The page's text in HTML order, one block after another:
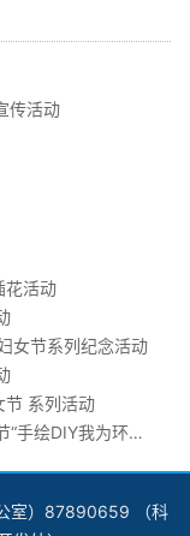
传活动
花活动
女节系列纪念活动
节 系列活动
海水淡化所工会成功举办庆祝国际妇女节“手绘DIY我为环保‘袋’言”活动
室）87890659 （科